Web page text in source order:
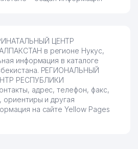
ЦЕНТР
в регионе Нукус,
информация в каталоге
РЕГИОНАЛЬНЫЙ
РЕСПУБЛИКИ
адрес, телефон, факс,
и другая
на сайте Yellow Pages